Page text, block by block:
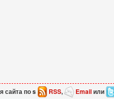
сайта по s RSS, Emailили